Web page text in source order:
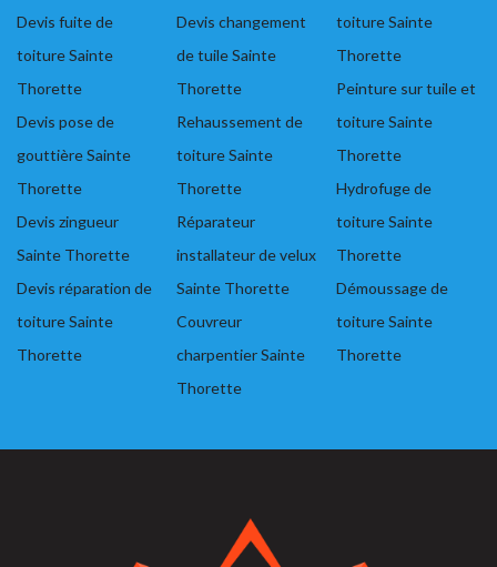
Devis fuite de
toiture Sainte
Thorette
Devis pose de
gouttière Sainte
Thorette
Devis zingueur
Sainte Thorette
Devis réparation de
toiture Sainte
Thorette
Devis changement
de tuile Sainte
Thorette
Rehaussement de
toiture Sainte
Thorette
Réparateur
installateur de velux
Sainte Thorette
Couvreur
charpentier Sainte
Thorette
toiture Sainte
Thorette
Peinture sur tuile et
toiture Sainte
Thorette
Hydrofuge de
toiture Sainte
Thorette
Démoussage de
toiture Sainte
Thorette